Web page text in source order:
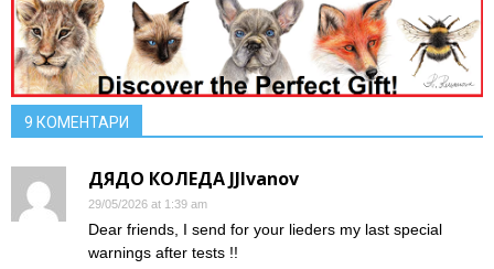
9 КОМЕНТАРИ
ДЯДО КОЛЕДА JJIvanov
29/05/2026 at 1:39 am
Dear friends, I send for your lieders my last special
warnings after tests !!